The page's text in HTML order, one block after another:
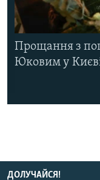
Прощання з
Юковим у
ДОЛУЧАЙСЯ!